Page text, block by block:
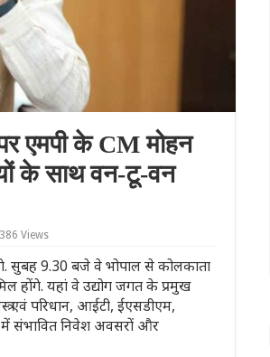
एमपी के CM मोहन
के साथ वन-टू-वन
386 Views
सुबह 9.30 बजे वे भोपाल से कोलकाता
होंगे. यहां वे उद्योग जगत के प्रमुख
एवं परिधान, आईटी, ईएसडीएम,
में संभावित निवेश अवसरों और